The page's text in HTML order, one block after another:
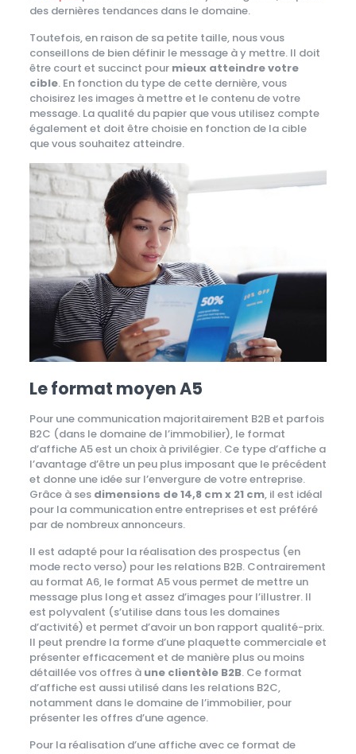
des dernières tendances dans le domaine.
Toutefois, en raison de sa petite taille, nous vous
conseillons de bien définir le message à y mettre. Il doit
être court et succinct pour mieux atteindre votre
cible. En fonction du type de cette dernière, vous
choisirez les images à mettre et le contenu de votre
message. La qualité du papier que vous utilisez compte
également et doit être choisie en fonction de la cible
que vous souhaitez atteindre.
Le format moyen A5
Pour une communication majoritairement B2B et parfois
B2C (dans le domaine de l’immobilier), le format
d’affiche A5 est un choix à privilégier. Ce type d’affiche a
l’avantage d’être un peu plus imposant que le précédent
et donne une idée sur l’envergure de votre entreprise.
Grâce à ses dimensions de 14,8 cm x 21 cm, il est idéal
pour la communication entre entreprises et est préféré
par de nombreux annonceurs.
Il est adapté pour la réalisation des prospectus (en
mode recto verso) pour les relations B2B. Contrairement
au format A6, le format A5 vous permet de mettre un
message plus long et assez d’images pour l’illustrer. Il
est polyvalent (s’utilise dans tous les domaines
d’activité) et permet d’avoir un bon rapport qualité-prix.
Il peut prendre la forme d’une plaquette commerciale et
présenter efficacement et de manière plus ou moins
détaillée vos offres à une clientèle B2B. Ce format
d’affiche est aussi utilisé dans les relations B2C,
notamment dans le domaine de l’immobilier, pour
présenter les offres d’une agence.
Pour la réalisation d’une affiche avec ce format de